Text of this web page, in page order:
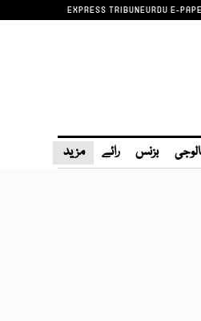
EXPRESS TRIBUNEURDU E-
بزنس رائے مزید